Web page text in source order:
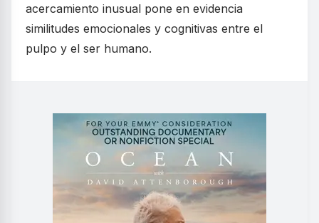
acercamiento inusual pone en evidencia
similitudes emocionales y cognitivas entre el
pulpo y el ser humano.